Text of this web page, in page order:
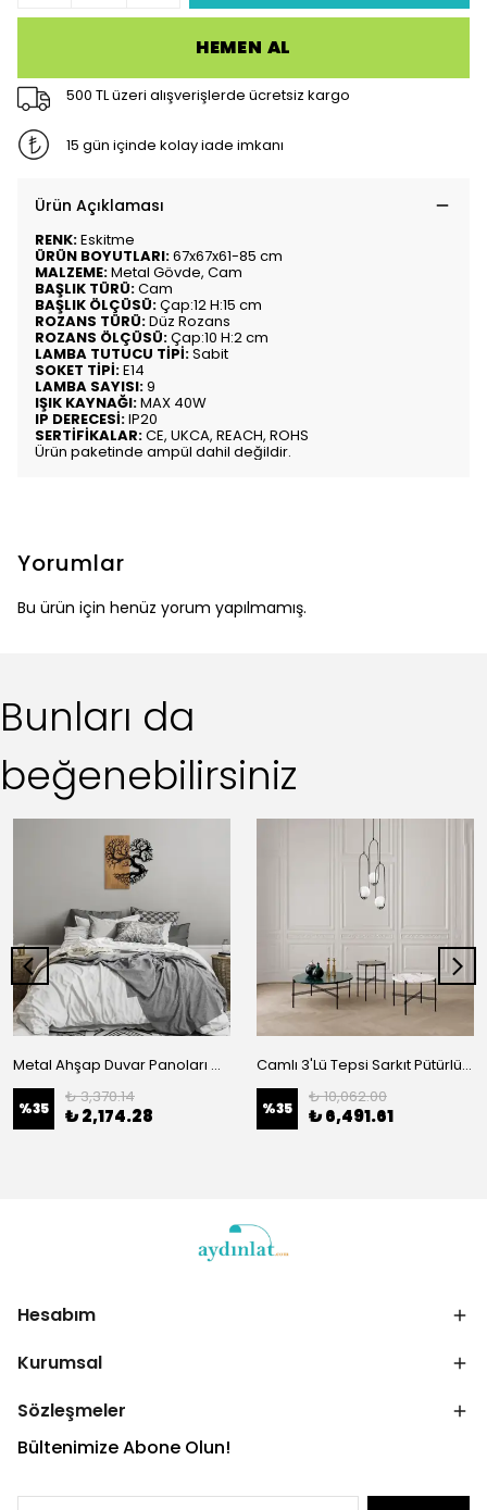
HEMEN AL
500 TL üzeri alışverişlerde ücretsiz kargo
15 gün içinde kolay iade imkanı
Ürün Açıklaması
RENK:Eskitme
ÜRÜN BOYUTLARI:67x67x61-85 cm
MALZEME:Metal Gövde, Cam
BAŞLIK TÜRÜ:Cam
BAŞLIK ÖLÇÜSÜ:Çap:12 H:15 cm
ROZANS TÜRÜ:Düz Rozans
ROZANS ÖLÇÜSÜ:Çap:10 H:2 cm
LAMBA TUTUCU TİPİ:Sabit
SOKET TİPİ:E14
LAMBA SAYISI:9
IŞIK KAYNAĞI:MAX 40W
IP DERECESİ:IP20
SERTİFİKALAR:CE, UKCA, REACH, ROHS
Ürün paketinde ampül dahil değildir.
Yorumlar
Bu ürün için henüz yorum yapılmamış.
Bunları da
beğenebilirsiniz
Metal Ahşap Duvar Panoları Ma-363
%35
₺ 3,370.14
₺ 2,174.28
Camlı 3'Lü Tepsi Sarkıt Pütürlü Siyah 935
%35
₺ 10,062.00
₺ 6,491.61
Hesabım
Kurumsal
Sözleşmeler
Bültenimize Abone Olun!